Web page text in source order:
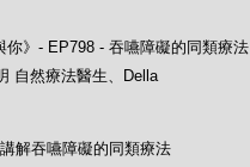
你》- EP798 - 吞嚥障礙的同類療法
自然療法醫生、Della
解吞嚥障礙的同類療法